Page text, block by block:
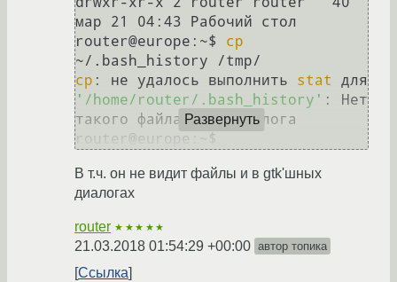
мар 21 04:43 Рабочий стол
router@europe:~$ cp
cp : не удалось выполнить stat
для
'/home/router/.bash_history' : Нет
такого файла или каталога
router@europe:~$
Развернуть
В т.ч. он не видит файлы и в gtk'шных
диалогах
router ★★★★★
21.03.2018 01:54:29 +00:00 автор топика
Ссылка